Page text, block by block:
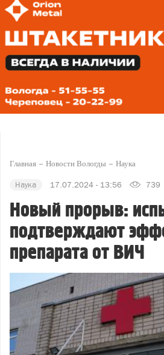
Главная Новости Вологды Наука
Наука 17.07.2024 - 13:56 739
Новый прорыв:
подтверждают
препарата от ВИЧ